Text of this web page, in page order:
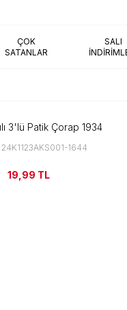
ÇOK
SATANLAR
SALI
3'lü Patik Çorap 1934
1644
19,99 TL